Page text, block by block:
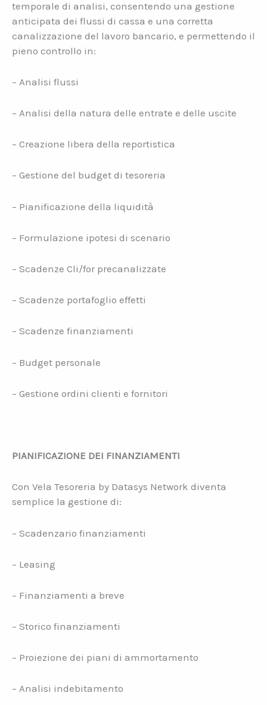
temporale di analisi, consentendo una gestione
anticipata dei flussi di cassa e una corretta
canalizzazione del lavoro bancario, e permettendo il
pieno controllo in:
– Analisi flussi
– Analisi della natura delle entrate e delle uscite
– Creazione libera della reportistica
– Gestione del budget di tesoreria
– Pianificazione della liquidità
– Formulazione ipotesi di scenario
– Scadenze Cli/for precanalizzate
– Scadenze portafoglio effetti
– Scadenze finanziamenti
– Budget personale
– Gestione ordini clienti e fornitori
PIANIFICAZIONE DEI FINANZIAMENTI
Con Vela Tesoreria by Datasys Network diventa
semplice la gestione di:
– Scadenzario finanziamenti
– Leasing
– Finanziamenti a breve
– Storico finanziamenti
– Proiezione dei piani di ammortamento
– Analisi indebitamento